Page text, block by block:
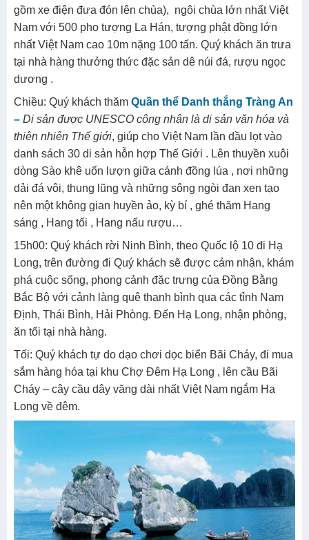
gồm xe điện đưa đón lên chùa), ngôi chùa lớn nhất Việt
Nam với 500 pho tượng La Hán, tượng phật đồng lớn
nhất Việt Nam cao 10m nặng 100 tấn. Quý khách ăn trưa
tại nhà hàng thưởng thức đặc sản dê núi đá, rượu ngọc
dương .
Chiều: Quý khách thăm Quần thể Danh thắng Tràng An
– Di sản được UNESCO công nhận là di sản văn hóa và
thiên nhiên Thế giới, giúp cho Việt Nam lần dầu lọt vào
danh sách 30 di sản hỗn hợp Thế Giới . Lên thuyền xuôi
dòng Sào khê uốn lượn giữa cánh đồng lúa , nơi những
dải đá vôi, thung lũng và những sông ngòi đan xen tạo
nên một không gian huyền ảo, kỳ bí , ghé thăm Hang
sáng , Hang tối , Hang nấu rượu…
15h00: Quý khách rời Ninh Bình, theo Quốc lộ 10 đi Hạ
Long, trên đường đi Quý khách sẽ được cảm nhận, khám
phá cuộc sống, phong cảnh đặc trưng của Đồng Bằng
Bắc Bộ với cảnh làng quê thanh bình qua các tỉnh Nam
Định, Thái Bình, Hải Phòng. Đến Hạ Long, nhận phòng,
ăn tối tại nhà hàng.
Tối: Quý khách tự do dạo chơi dọc biển Bãi Cháy, đi mua
sắm hàng hóa tại khu Chợ Đêm Hạ Long , lên cầu Bãi
Cháy – cây cầu dây văng dài nhất Việt Nam ngắm Hạ
Long về đêm.